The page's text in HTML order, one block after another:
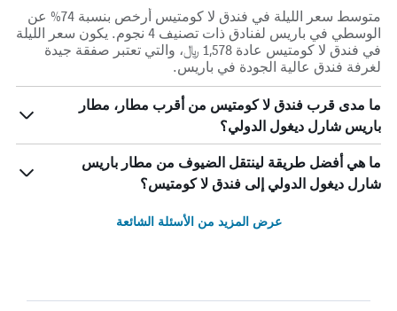
متوسط سعر الليلة في فندق لا كومتيس أرخص بنسبة 74% عن
الوسطي في باريس لفنادق ذات تصنيف 4 نجوم. يكون سعر الليلة
في فندق لا كومتيس عادة 1,578 ﷼، والتي تعتبر صفقة جيدة
لغرفة فندق عالية الجودة في باريس.
ما مدى قرب فندق لا كومتيس من أقرب مطار، مطار
باريس شارل ديغول الدولي؟
ما هي أفضل طريقة لينتقل الضيوف من مطار باريس
شارل ديغول الدولي إلى فندق لا كومتيس؟
عرض المزيد من الأسئلة الشائعة